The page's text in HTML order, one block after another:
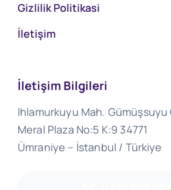
Gizlilik Politikasi
İletişim
İletişim Bilgileri
Ihlamurkuyu Mah. Gümüşsuyu
Meral Plaza No:5 K:9 34771
Ümraniye – İstanbul / Türkiye